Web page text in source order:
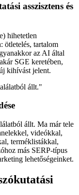
asszisztens és
hihetetlen
ötletelés, tartalom
az AI által
SGE keretében,
kihívást jelent.
állt."
állt. Ma már tele
videókkal,
terméklistákkal,
más SERP-típus
lehetőségeinket.